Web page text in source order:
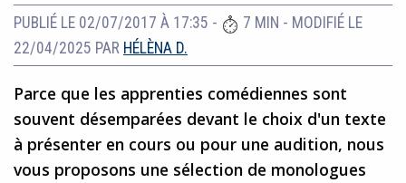
PUBLIÉ LE 02/07/2017 À 17:35 - 7 MIN - MODIFIÉ LE
22/04/2025 PAR HÉLÈNA D.
Parce que les apprenties comédiennes sont
souvent désemparées devant le choix d'un texte
à présenter en cours ou pour une audition, nous
vous proposons une sélection de monologues